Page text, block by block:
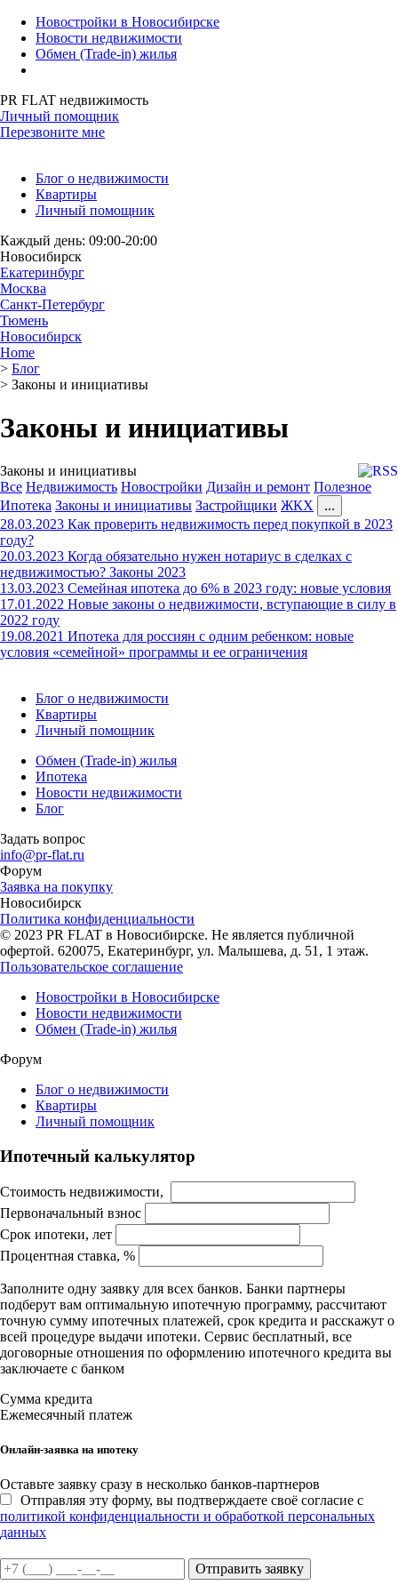
Новостройки в Новосибирске
Новости недвижимости
Обмен (Trade-in) жилья
PR FLAT недвижимость
Личный помощник
Перезвоните мне
Блог о недвижимости
Квартиры
Личный помощник
Каждый день: 09:00-20:00
Новосибирск
Екатеринбург
Москва
Санкт-Петербург
Тюмень
Новосибирск
Home
> Блог
> Законы и инициативы
Законы и инициативы
Законы и инициативы
Все Недвижимость Новостройки Дизайн и ремонт Полезное
Ипотека Законы и инициативы Застройщики ЖКХ
...
28.03.2023 Как проверить недвижимость перед покупкой в 2023
году?
20.03.2023 Когда обязательно нужен нотариус в сделках с
недвижимостью? Законы 2023
13.03.2023 Семейная ипотека до 6% в 2023 году: новые условия
17.01.2022 Новые законы о недвижимости, вступающие в силу в
2022 году
19.08.2021 Ипотека для россиян с одним ребенком: новые
условия «семейной» программы и ее ограничения
Блог о недвижимости
Квартиры
Личный помощник
Обмен (Trade-in) жилья
Ипотека
Новости недвижимости
Блог
Задать вопрос
info@pr-flat.ru
Форум
Заявка на покупку
Новосибирск
Политика конфиденциальности
© 2023 PR FLAT в Новосибирске. Не является публичной
офертой. 620075, Екатеринбург, ул. Малышева, д. 51, 1 этаж.
Пользовательское соглашение
Новостройки в Новосибирске
Новости недвижимости
Обмен (Trade-in) жилья
Форум
Блог о недвижимости
Квартиры
Личный помощник
Ипотечный калькулятор
Стоимость недвижимости,
Первоначальный взнос
Срок ипотеки, лет
Процентная ставка, %
Заполните одну заявку для всех банков. Банки партнеры
подберут вам оптимальную ипотечную программу, рассчитают
точную сумму ипотечных платежей, срок кредита и расскажут о
всей процедуре выдачи ипотеки. Сервис бесплатный, все
договорные отношения по оформлению ипотечного кредита вы
заключаете с банком
Сумма кредита
Ежемесячный платеж
Онлайн-заявка на ипотеку
Оставьте заявку сразу в несколько банков-партнеров
Отправляя эту форму, вы подтверждаете своё согласие с
политикой конфиденциальности и обработкой персональных
данных
Отправить заявку